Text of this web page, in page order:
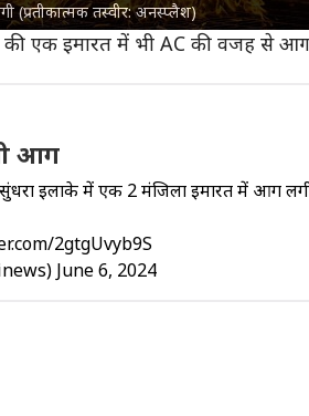
(प्रतीकात्मक तस्वीर: अनस्प्लैश)
अपनी जान बचाई। आग से घर में
की एक इमारत में भी AC की वजह से
आग
वसुंधरा इलाके में एक 2 मंजिला इमारत में आग
2gtgUvyb9S
June 6, 2024